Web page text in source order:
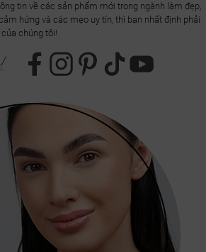
tin về các sản phẩm mới trong ngành làm đẹp,
hứng và các mẹo uy tín, thì bạn nhất định phải
chúng tôi!